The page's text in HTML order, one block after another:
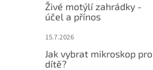
Živé motýlí zahrádky -
účel a přínos
15.7.2026
Jak vybrat mikroskop pro
dítě?